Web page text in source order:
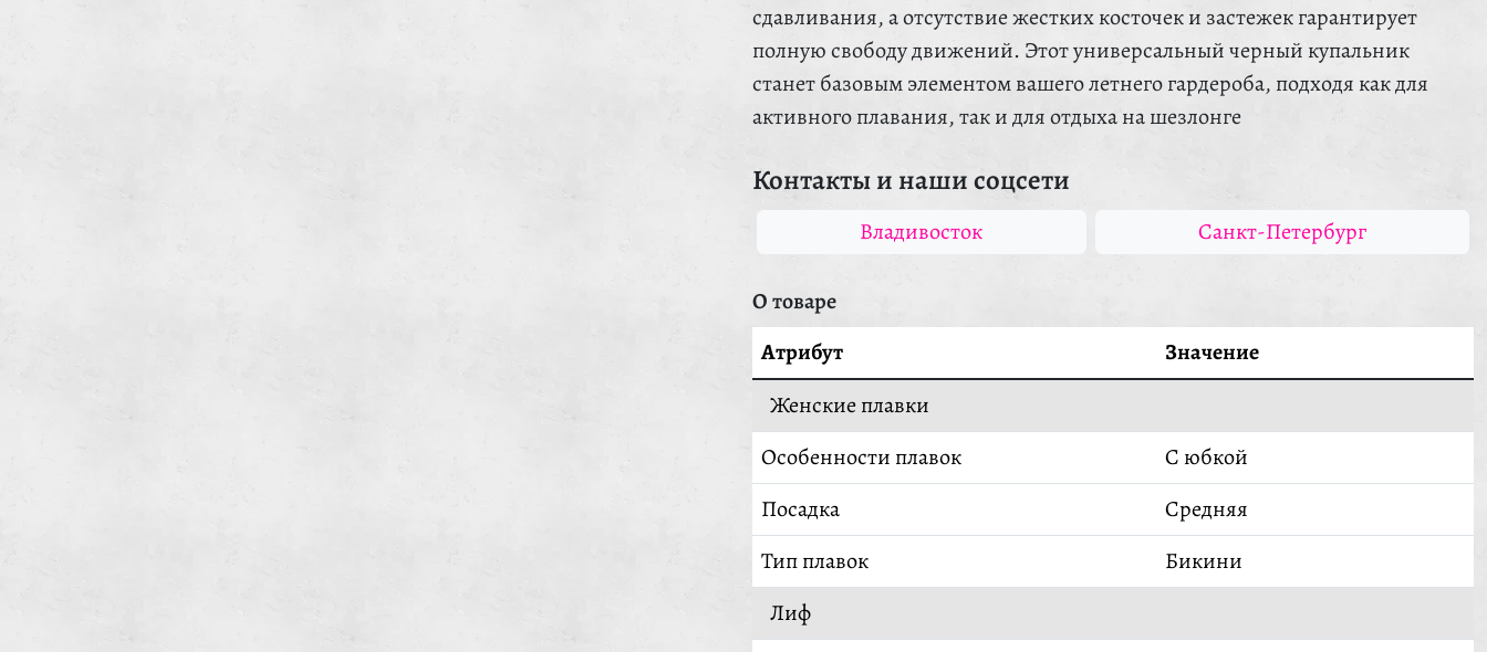
сдавливания, а отсутствие жестких косточек и застежек гарантирует
полную свободу движений. Этот универсальный черный купальник
станет базовым элементом вашего летнего гардероба, подходя как для
активного плавания, так и для отдыха на шезлонге
Контакты и наши соцсети
Владивосток Санкт-Петербург
О товаре
Атрибут
Значение
Женские плавки
Особенности плавок
С юбкой
Посадка
Средняя
Тип плавок
Бикини
Лиф